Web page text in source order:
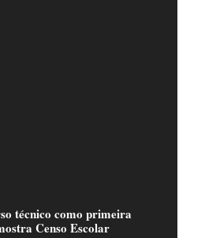
técnico como primeira
Censo Escolar